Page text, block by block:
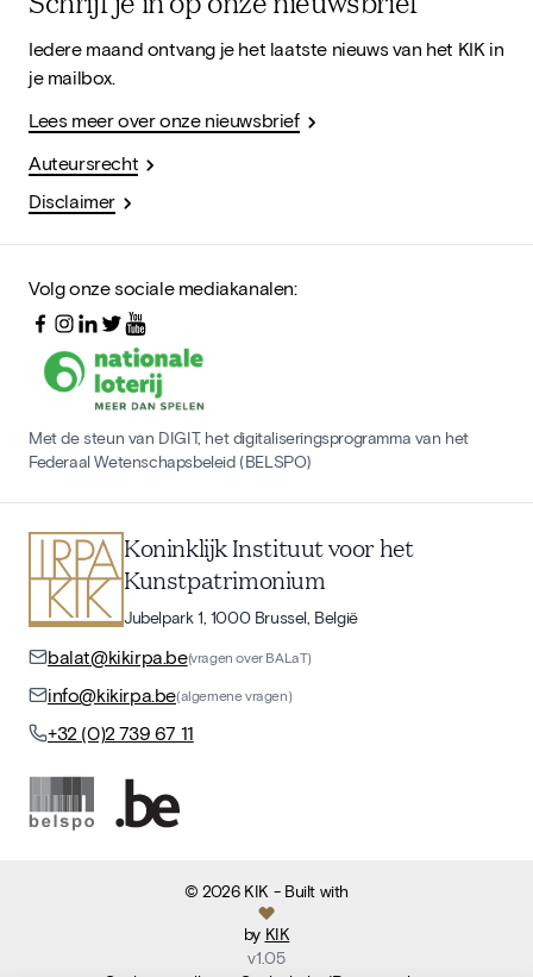
Iedere maand ontvang je het laatste nieuws van het KIK in
je mailbox.
Lees meer over onze nieuwsbrief
Auteursrecht
Disclaimer
Volg onze sociale mediakanalen:
Met de steun van DIGIT, het digitaliseringsprogramma van het
Federaal Wetenschapsbeleid (BELSPO)
Koninklijk Instituut voor het
Kunstpatrimonium
Jubelpark 1, 1000 Brussel, België
balat@kikirpa.be(vragen over BALaT)
info@kikirpa.be(algemene vragen)
+32 (0)2 739 67 11
©2026 KIK - Built with
by KIK
v1.05